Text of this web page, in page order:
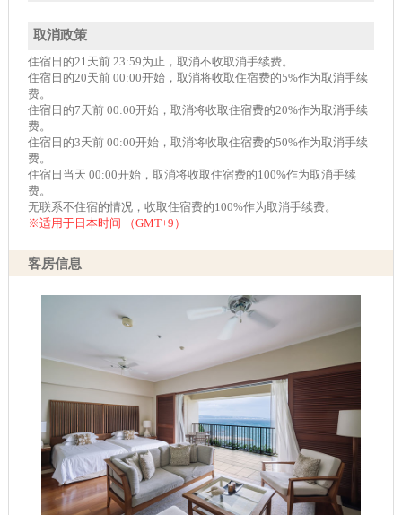
取消政策
住宿日的21天前 23:59为止，取消不收取消手续费。
住宿日的20天前 00:00开始，取消将收取住宿费的5%作为取消手续
费。
住宿日的7天前 00:00开始，取消将收取住宿费的20%作为取消手续
费。
住宿日的3天前 00:00开始，取消将收取住宿费的50%作为取消手续
费。
住宿日当天 00:00开始，取消将收取住宿费的100%作为取消手续
费。
无联系不住宿的情况，收取住宿费的100%作为取消手续费。
※适用于日本时间 （GMT+9）
客房信息